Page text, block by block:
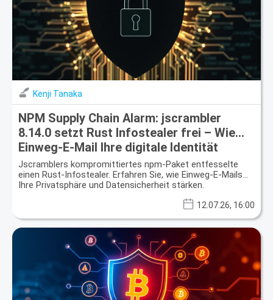
Kenji Tanaka
NPM Supply Chain Alarm: jscrambler
8.14.0 setzt Rust Infostealer frei – Wie
Einweg-E-Mail Ihre digitale Identität
schützt
Jscramblers kompromittiertes npm-Paket entfesselte
einen Rust-Infostealer. Erfahren Sie, wie Einweg-E-Mails
Ihre Privatsphäre und Datensicherheit stärken.
12.07.26, 16:00